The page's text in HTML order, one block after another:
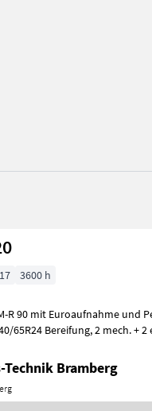
3600 h
R 90 mit Euroaufnahme und
Technik Bramberg